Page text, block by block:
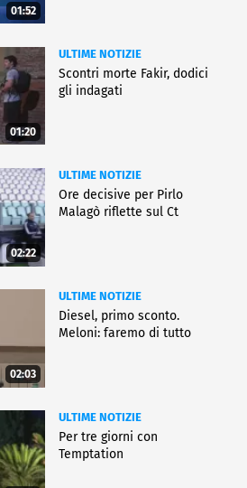
01:52
01:20
ULTIME NOTIZIE
Scontri morte Fakir, dodici
gli indagati
02:22
ULTIME NOTIZIE
Ore decisive per Pirlo
Malagò riflette sul Ct
02:03
ULTIME NOTIZIE
Diesel, primo sconto.
Meloni: faremo di tutto
ULTIME NOTIZIE
Per tre giorni con
Temptation